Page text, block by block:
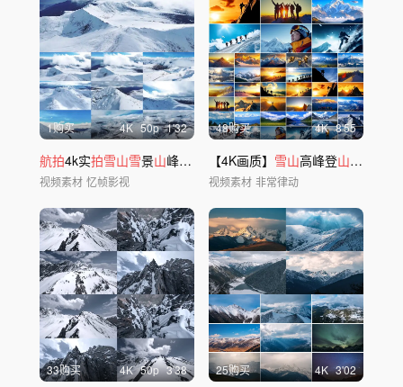
1购买 4K 50p 1'32
航拍4k实拍雪山雪景山峰冰川 雪山延时
视频素材 忆帧影视
48购买 4K 8'55
【4K画质】 雪山高峰登山攀登日
视频素材 非常律动
33购买 4K 50p 3'38 25购买 4K 3'02